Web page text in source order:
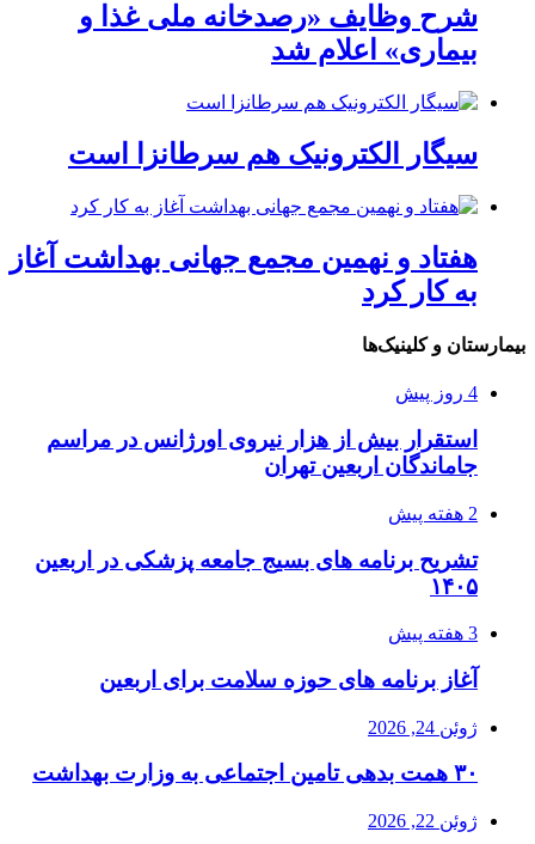
شرح وظایف «رصدخانه ملی غذا و
بیماری» اعلام شد
سیگار الکترونیک هم سرطانزا است
هفتاد و نهمین مجمع جهانی بهداشت آغاز
به کار کرد
بیمارستان و کلینیک‌ها
4 روز پیش
استقرار بیش از هزار نیروی اورژانس در مراسم
جاماندگان اربعین تهران
2 هفته پیش
تشریح برنامه های بسیج جامعه پزشکی در اربعین
۱۴۰۵
3 هفته پیش
آغاز برنامه های حوزه سلامت برای اربعین
ژوئن 24, 2026
۳۰ همت بدهی تامین اجتماعی به وزارت بهداشت
ژوئن 22, 2026